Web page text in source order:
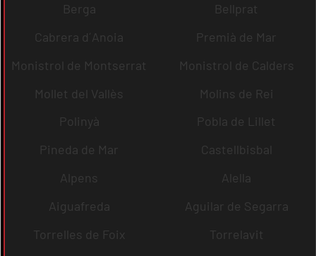
Berga
Bellprat
Cabrera d´Anoia
Premià de Mar
Monistrol de Montserrat
Monistrol de Calders
Mollet del Vallès
Molins de Rei
Polinyà
Pobla de Lillet
Pineda de Mar
Castellbisbal
Alpens
Alella
Aiguafreda
Aguilar de Segarra
Torrelles de Foix
Torrelavit